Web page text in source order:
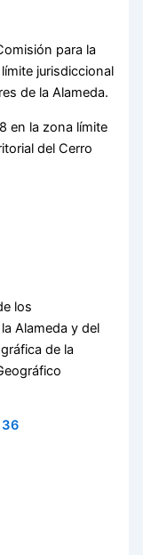
para la
jurisdiccional
de la Alameda.
en la zona límite
del Cerro
los
Alameda y del
de la
36